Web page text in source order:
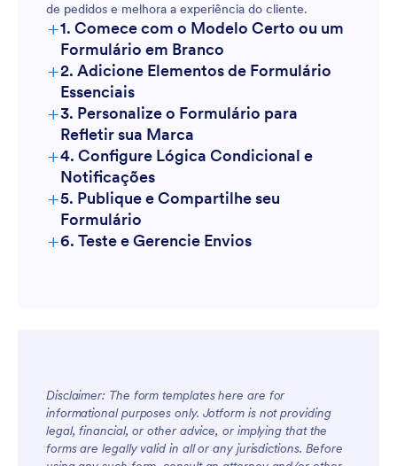
de pedidos e melhora a experiência do cliente.
+1. Comece com o Modelo Certo ou um
Formulário em Branco
+2. Adicione Elementos de Formulário
Essenciais
+3. Personalize o Formulário para
Refletir sua Marca
+4. Configure Lógica Condicional e
Notificações
+5. Publique e Compartilhe seu
Formulário
+6. Teste e Gerencie Envios
Disclaimer: The form templates here are for
informational purposes only. Jotform is not providing
legal, financial, or other advice, or implying that the
forms are legally valid in all or any jurisdictions. Before